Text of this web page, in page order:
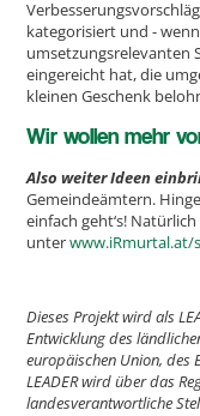
kategorisiert und -
umsetzungsrelevanten
eingereicht hat, die
kleinen Geschenk
Wir wollen mehr
Also weiter Ideen
Gemeindeämtern.
einfach geht‘s!
unterwww.iRmurtal.at/
Dieses Projekt wird als
Entwicklung des
europäischen Union, des
LEADER wird über das
landesverantwortliche